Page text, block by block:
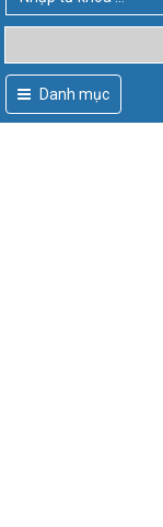
Danh mục